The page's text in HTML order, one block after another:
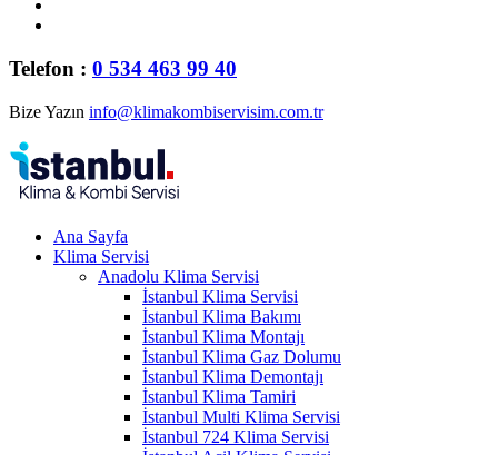
Telefon : 0 534 463 99 40
Bize Yazın info@klimakombiservisim.com.tr
Ana Sayfa
Klima Servisi
Anadolu Klima Servisi
İstanbul Klima Servisi
İstanbul Klima Bakımı
İstanbul Klima Montajı
İstanbul Klima Gaz Dolumu
İstanbul Klima Demontajı
İstanbul Klima Tamiri
İstanbul Multi Klima Servisi
İstanbul 724 Klima Servisi